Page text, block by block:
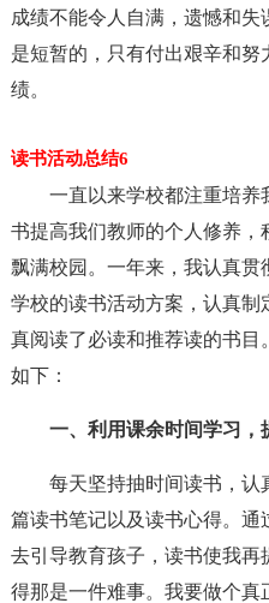
成绩不能令人自满，遗憾和
是短暂的，只有付出艰辛和
绩。
读书活动总结6
一直以来学校都注重培养
书提高我们教师的个人修养
飘满校园。一年来，我认真
学校的读书活动方案，认真制
真阅读了必读和推荐读的书
如下：
一、利用课余时间学习，
每天坚持抽时间读书，认
篇读书笔记以及读书心得。
去引导教育孩子，读书使我
得那是一件难事。我要做个真